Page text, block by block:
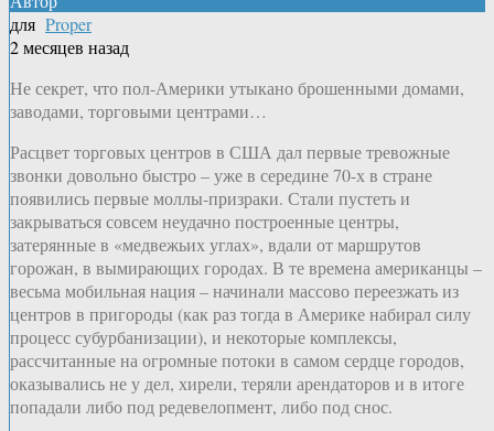
для Proper
2 месяцев назад
Не секрет, что пол-Америки утыкано брошенными домами,
заводами, торговыми центрами…
Расцвет торговых центров в США дал первые тревожные
звонки довольно быстро – уже в середине 70-х в стране
появились первые моллы-призраки. Стали пустеть и
закрываться совсем неудачно построенные центры,
затерянные в «медвежьих углах», вдали от маршрутов
горожан, в вымирающих городах. В те времена американцы –
весьма мобильная нация – начинали массово переезжать из
центров в пригороды (как раз тогда в Америке набирал силу
процесс субурбанизации), и некоторые комплексы,
рассчитанные на огромные потоки в самом сердце городов,
оказывались не у дел, хирели, теряли арендаторов и в итоге
попадали либо под редевелопмент, либо под снос.